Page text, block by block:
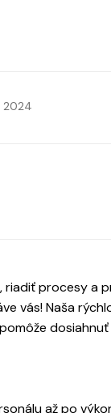
2024
procesy a
vás! Naša
dosiahnuť
až po